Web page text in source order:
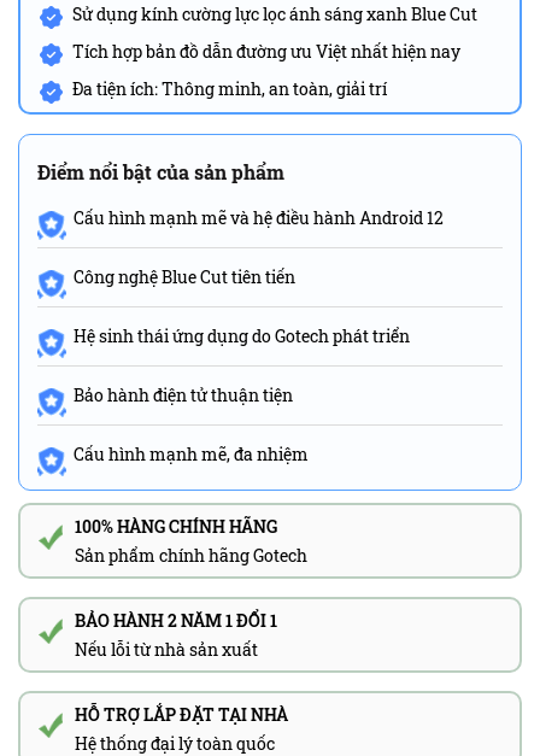
Sử dụng kính cường lực lọc ánh sáng xanh Blue Cut
Tích hợp bản đồ dẫn đường ưu Việt nhất hiện nay
Đa tiện ích: Thông minh, an toàn, giải trí
Điểm nổi bật của sản phẩm
Cấu hình mạnh mẽ và hệ điều hành Android 12
Công nghệ Blue Cut tiên tiến
Hệ sinh thái ứng dụng do Gotech phát triển
Bảo hành điện tử thuận tiện
Cấu hình mạnh mẽ, đa nhiệm
100% HÀNG CHÍNH HÃNG
Sản phẩm chính hãng Gotech
BẢO HÀNH 2 NĂM 1 ĐỔI 1
Nếu lỗi từ nhà sản xuất
HỖ TRỢ LẮP ĐẶT TẠI NHÀ
Hệ thống đại lý toàn quốc